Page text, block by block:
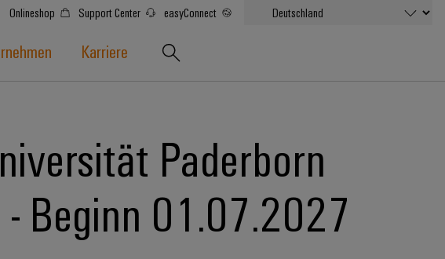
Onlineshop Support Center easyConnect
Karriere
Paderborn
Beginn 01.07.2027